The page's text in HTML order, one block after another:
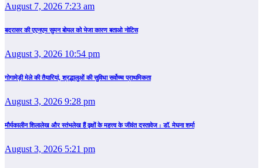
August 7, 2026 7:23 am
बदरासर की एएनएम सुमन बोयल को भेजा कारण बताओ नोटिस
August 3, 2026 10:54 pm
गोगामेड़ी मेले की तैयारियां, श्रद्धालुओं की सुविधा सर्वोच्च प्राथमिकता
August 3, 2026 9:28 pm
मौर्यकालीन शिलालेख और स्तंभलेख हैं वृक्षों के महत्त्व के जीवंत दस्तावेज : डॉ. मेघना शर्मा
August 3, 2026 5:21 pm